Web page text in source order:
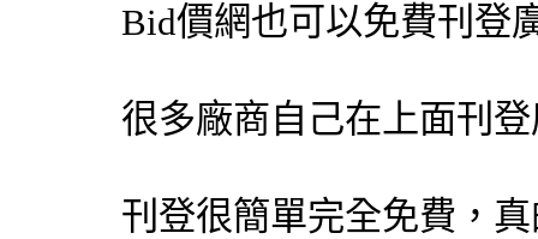
Bid價網也可以免費刊登
很多廠商自己在上面刊
刊登很簡單完全免費，